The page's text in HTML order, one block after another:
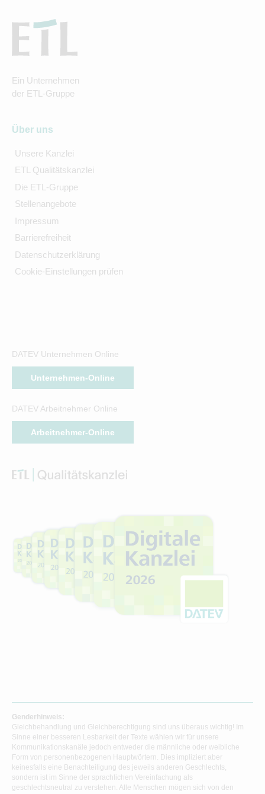
Ein Unternehmen
der ETL-Gruppe
Über uns
Unsere Kanzlei
ETL Qualitätskanzlei
Die ETL-Gruppe
Stellenangebote
Impressum
Barrierefreiheit
Datenschutzerklärung
Cookie-Einstellungen prüfen
DATEV Unternehmen Online
Unternehmen-Online
DATEV Arbeitnehmer Online
Arbeitnehmer-Online
Genderhinweis:
Gleichbehandlung und Gleichberechtigung sind uns überaus wichtig! Im
Sinne einer besseren Lesbarkeit der Texte wählen wir für unsere
Kommunikationskanäle jedoch entweder die männliche oder weibliche
Form von personenbezogenen Hauptwörtern. Dies impliziert aber
keinesfalls eine Benachteiligung des jeweils anderen Geschlechts,
sondern ist im Sinne der sprachlichen Vereinfachung als
geschlechtsneutral zu verstehen. Alle Menschen mögen sich von den